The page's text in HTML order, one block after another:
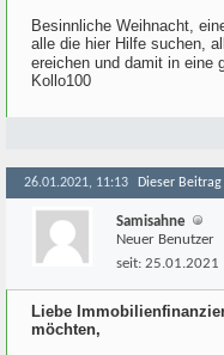
Besinnliche Weihnacht,
alle die hier Hilfe suchen,
ereichen und damit in eine
Kollo100
26.01.2021, 11:13 Dieser
Samisahne
Neuer Benutzer
seit: 25.01.2021
Liebe
möchten,